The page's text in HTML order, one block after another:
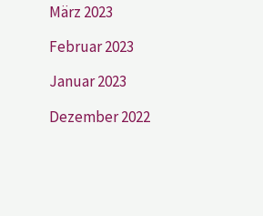
März 2023
Februar 2023
Januar 2023
Dezember 2022